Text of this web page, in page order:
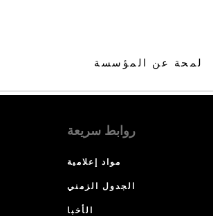
لمحة عن المؤسسة
روابط سريعة
مواد إعلامية
الجدول الزمني
الأخبا